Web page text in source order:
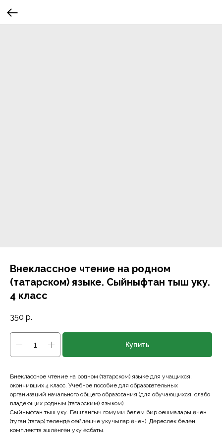
Внеклассное чтение на родном
(татарском) языке. Сыйныфтан тыш уку.
4 класс
350 р.
Купить
Внеклассное чтение на родном (татарском) языке для учащихся,
окончивших 4 класс. Учебное пособие для образовательных
организаций начального общего образования (для обучающихся, слабо
владеющих родным (татарским) языком).
Сыйныфтан тыш уку. Башлангыч гомуми белем бирү оешмалары өчен
(туган (татар) телендә сөйләшүче укучылар өчен). Дәреслек белән
комплектта эшләнгән уку әсбаты.